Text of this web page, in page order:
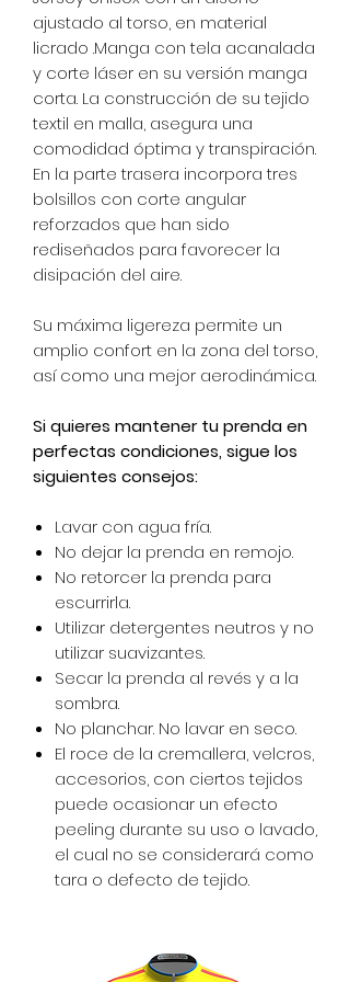
ajustado al torso, en material
licrado .Manga con tela acanalada
y corte láser en su versión manga
corta. La construcción de su tejido
textil en malla, asegura una
comodidad óptima y transpiración.
En la parte trasera incorpora tres
bolsillos con corte angular
reforzados que han sido
rediseñados para favorecer la
disipación del aire.
Su máxima ligereza permite un
amplio confort en la zona del torso,
así como una mejor aerodinámica.
Si quieres mantener tu prenda en
perfectas condiciones, sigue los
siguientes consejos:
Lavar con agua fría.
No dejar la prenda en remojo.
No retorcer la prenda para
escurrirla.
Utilizar detergentes neutros y no
utilizar suavizantes.
Secar la prenda al revés y a la
sombra.
No planchar. No lavar en seco.
El roce de la cremallera, velcros,
accesorios, con ciertos tejidos
puede ocasionar un efecto
peeling durante su uso o lavado,
el cual no se considerará como
tara o defecto de tejido.